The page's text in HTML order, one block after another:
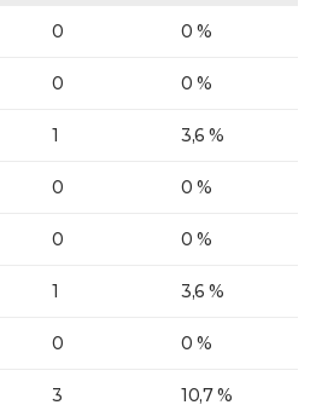
0 0 %
0 0 %
1 3,6 %
0 0 %
0 0 %
1 3,6 %
0 0 %
3 10,7 %